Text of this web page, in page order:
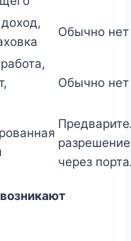
Обычно нет
Обычно нет
разрешение
через